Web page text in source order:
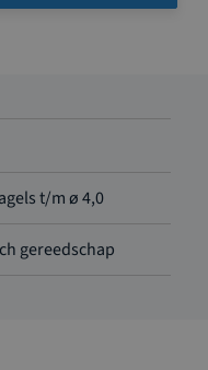
t/m ø 4,0
gereedschap